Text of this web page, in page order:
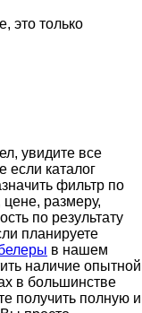
это только
увидите все
если каталог
фильтр по
цене, размеру,
по результату
планируете
в нашем
наличие опытной
в большинстве
получить полную и